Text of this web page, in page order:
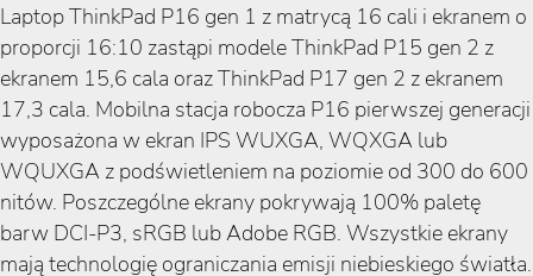
Laptop ThinkPad P16 gen 1 z matrycą 16 cali i ekranem o
proporcji 16:10 zastąpi modele ThinkPad P15 gen 2 z
ekranem 15,6 cala oraz ThinkPad P17 gen 2 z ekranem
17,3 cala. Mobilna stacja robocza P16 pierwszej generacji
wyposażona w ekran IPS WUXGA, WQXGA lub
WQUXGA z podświetleniem na poziomie od 300 do 600
nitów. Poszczególne ekrany pokrywają 100% paletę
barw DCI-P3, sRGB lub Adobe RGB. Wszystkie ekrany
mają technologię ograniczania emisji niebieskiego światła.